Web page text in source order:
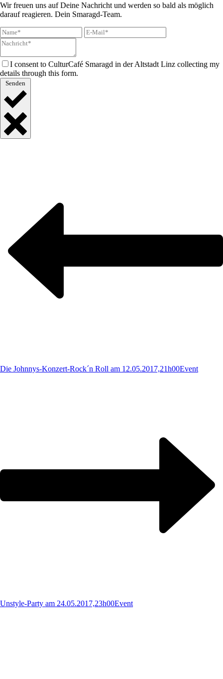
Wir freuen uns auf Deine Nachricht und werden so bald als möglich
darauf reagieren. Dein Smaragd-Team.
I consent to CulturCafé Smaragd in der Altstadt Linz collecting my
details through this form.
Senden
Die Johnnys-Konzert-Rock´n Roll am 12.05.2017,21h00Event
Unstyle-Party am 24.05.2017,23h00Event